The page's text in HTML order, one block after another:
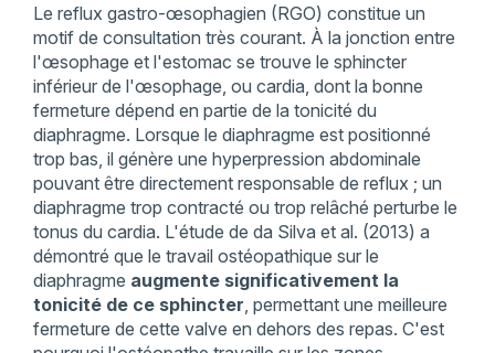
Le reflux gastro-œsophagien (RGO) constitue un
motif de consultation très courant. À la jonction entre
l'œsophage et l'estomac se trouve le sphincter
inférieur de l'œsophage, ou cardia, dont la bonne
fermeture dépend en partie de la tonicité du
diaphragme. Lorsque le diaphragme est positionné
trop bas, il génère une hyperpression abdominale
pouvant être directement responsable de reflux ; un
diaphragme trop contracté ou trop relâché perturbe le
tonus du cardia. L'étude de da Silva et al. (2013) a
démontré que le travail ostéopathique sur le
diaphragme augmente significativement la
tonicité de ce sphincter , permettant une meilleure
fermeture de cette valve en dehors des repas. C'est